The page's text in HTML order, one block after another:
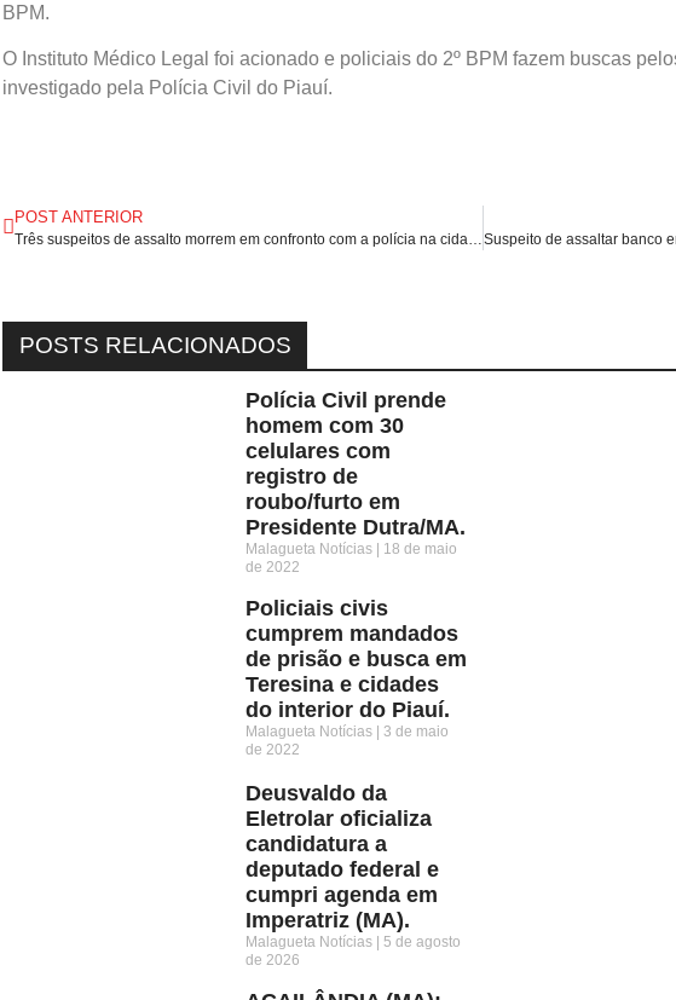
BPM.
O Instituto Médico Legal foi acionado e policiais do 2º BPM fazem buscas
investigado pela Polícia Civil do Piauí.
POST ANTERIOR
Três suspeitos de assalto morrem em confronto com a polícia na cidade de Rosário/MA.
POSTS RELACIONADOS
Polícia Civil prende
homem com 30
celulares com
registro de
roubo/furto em
Presidente Dutra/MA.
Malagueta Notícias
18 de maio
de 2022
Policiais civis
cumprem mandados
de prisão e busca em
Teresina e cidades
do interior do Piauí.
Malagueta Notícias
3 de maio
de 2022
Deusvaldo da
Eletrolar oficializa
candidatura a
deputado federal e
cumpri agenda em
Imperatriz (MA).
Malagueta Notícias
5 de agosto
de 2026